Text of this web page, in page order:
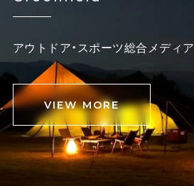
アウトドア・スポーツ総合メディア
VIEW MORE